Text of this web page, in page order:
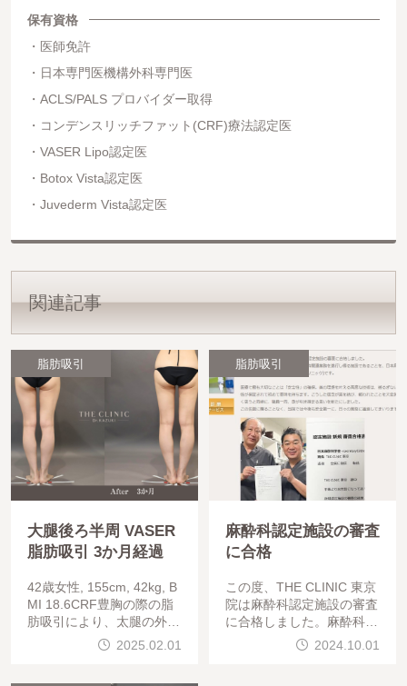
保有資格
医師免許
日本専門医機構外科専門医
ACLS/PALS プロバイダー取得
コンデンスリッチファット(CRF)療法認定医
VASER Lipo認定医
Botox Vista認定医
Juvederm Vista認定医
関連記事
脂肪吸引
大腿後ろ半周 VASER
脂肪吸引 3か月経過
42歳女性, 155cm, 42kg, B
MI 18.6CRF豊胸の際の脂
肪吸引により、太腿の外の
張り出しが解消されていま
2025.02.01
脂肪吸引
麻酔科認定施設の審査
に合格
この度、THE CLINIC 東京
院は麻酔科認定施設の審査
に合格しました。麻酔科認
定施設は、適正かつ安全な
2024.10.01